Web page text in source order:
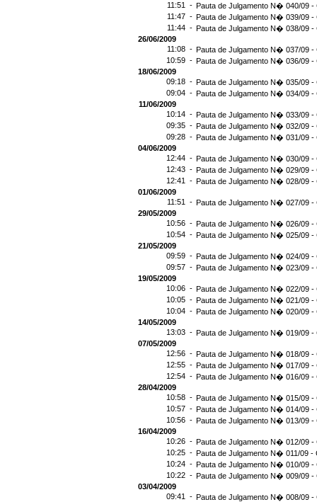
11:51 - Pauta de Julgamento N� 040/09 -
11:47 - Pauta de Julgamento N� 039/09 -
11:44 - Pauta de Julgamento N� 038/09 -
26/06/2009
11:08 - Pauta de Julgamento N� 037/09 -
10:59 - Pauta de Julgamento N� 036/09 -
18/06/2009
09:18 - Pauta de Julgamento N� 035/09 -
09:04 - Pauta de Julgamento N� 034/09 -
11/06/2009
10:14 - Pauta de Julgamento N� 033/09 -
09:35 - Pauta de Julgamento N� 032/09 -
09:28 - Pauta de Julgamento N� 031/09 -
04/06/2009
12:44 - Pauta de Julgamento N� 030/09 -
12:43 - Pauta de Julgamento N� 029/09 -
12:41 - Pauta de Julgamento N� 028/09 -
01/06/2009
11:51 - Pauta de Julgamento N� 027/09 -
29/05/2009
10:56 - Pauta de Julgamento N� 026/09 -
10:54 - Pauta de Julgamento N� 025/09 -
21/05/2009
09:59 - Pauta de Julgamento N� 024/09 -
09:57 - Pauta de Julgamento N� 023/09 -
19/05/2009
10:06 - Pauta de Julgamento N� 022/09 -
10:05 - Pauta de Julgamento N� 021/09 -
10:04 - Pauta de Julgamento N� 020/09 -
14/05/2009
13:03 - Pauta de Julgamento N� 019/09 -
07/05/2009
12:56 - Pauta de Julgamento N� 018/09 -
12:55 - Pauta de Julgamento N� 017/09 -
12:54 - Pauta de Julgamento N� 016/09 -
28/04/2009
10:58 - Pauta de Julgamento N� 015/09 -
10:57 - Pauta de Julgamento N� 014/09 -
10:56 - Pauta de Julgamento N� 013/09 -
16/04/2009
10:26 - Pauta de Julgamento N� 012/09 -
10:25 - Pauta de Julgamento N� 011/09 -
10:24 - Pauta de Julgamento N� 010/09 -
10:22 - Pauta de Julgamento N� 009/09 -
03/04/2009
09:41 - Pauta de Julgamento N� 008/09 -